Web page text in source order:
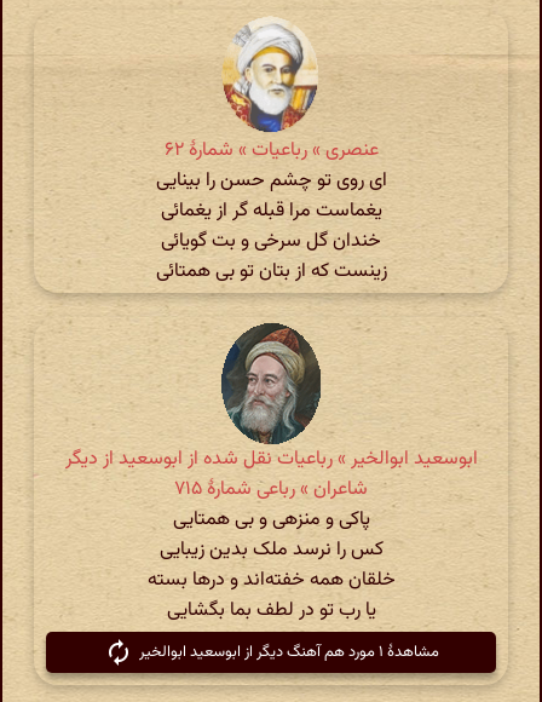
عنصری » رباعیات » شمارهٔ ۶۲
ای روی تو چشم حسن را بینایی
یغماست مرا قبله گر از یغمائی
خندان گل سرخی و بت گویائی
زینست که از بتان تو بی همتائی
ابوسعید ابوالخیر » رباعیات نقل شده از ابوسعید از دیگر
شاعران » رباعی شمارهٔ ۷۱۵
پاکی و منزهی و بی همتایی
کس را نرسد ملک بدین زیبایی
خلقان همه خفته‌اند و درها بسته
یا رب تو در لطف بما بگشایی
مشاهدهٔ ۱ مورد هم آهنگ دیگر از ابوسعید ابوالخیر